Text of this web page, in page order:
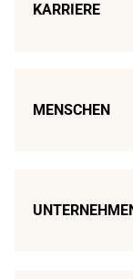
KARRIERE
MENSCHEN